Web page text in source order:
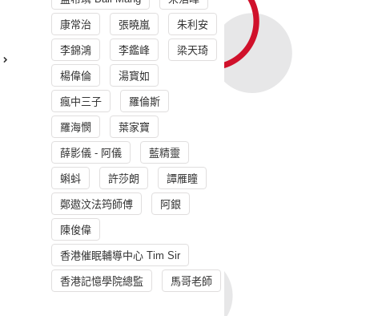
康常治 張曉嵐 朱利安
李錦鴻 李鑑峰 梁天琦
楊偉倫 湯寳如
瘋中三子 羅倫斯
羅海憫 葉家寶
薛影儀 - 阿儀 藍精靈
蝌蚪 許莎朗 譚雁瞳
鄭遨汶法筠師傅 阿銀
陳俊偉
香港催眠輔導中心 Tim Sir
香港記憶學院總監 馬哥老師